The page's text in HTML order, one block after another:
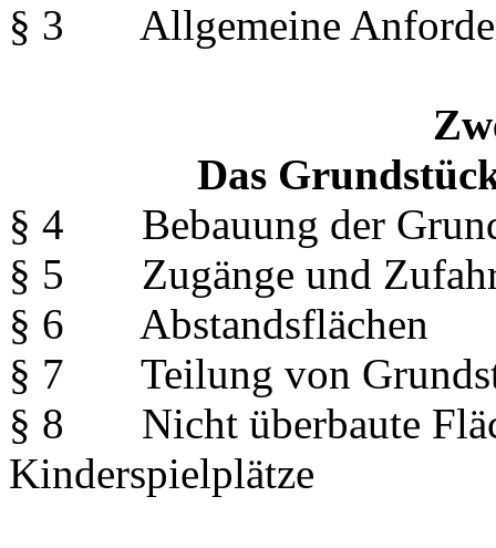
§ 3 Allgemeine
Das
§ 4 Bebauung der
§ 5 Zugänge und
§ 6 Abstandsflächen
§ 7 Teilung von
§ 8 Nicht überbaute
Kinderspielplätze